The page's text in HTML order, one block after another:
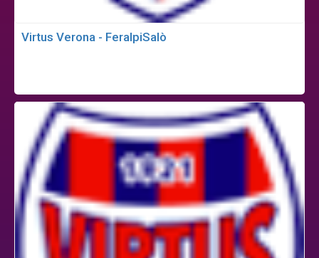
Virtus Verona - FeralpiSalò